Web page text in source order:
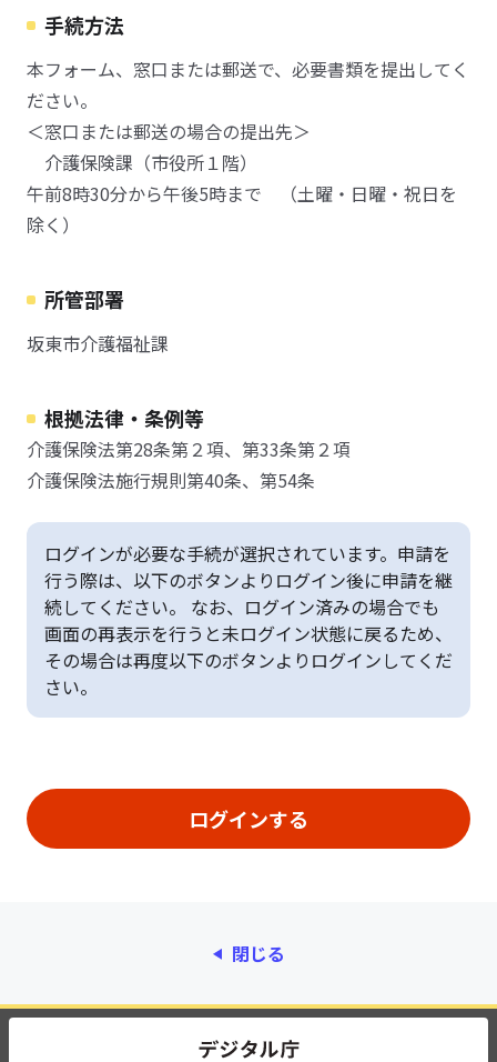
手続方法
本フォーム、窓口または郵送で、必要書類を提出してく
ださい。
＜窓口または郵送の場合の提出先＞
介護保険課（市役所１階）
午前8時30分から午後5時まで （土曜・日曜・祝日を
除く）
所管部署
坂東市介護福祉課
根拠法律・条例等
介護保険法第28条第２項、第33条第２項
介護保険法施行規則第40条、第54条
ログインが必要な手続が選択されています。申請を
行う際は、以下のボタンよりログイン後に申請を継
続してください。 なお、ログイン済みの場合でも
画面の再表示を行うと未ログイン状態に戻るため、
その場合は再度以下のボタンよりログインしてくだ
さい。
閉じる